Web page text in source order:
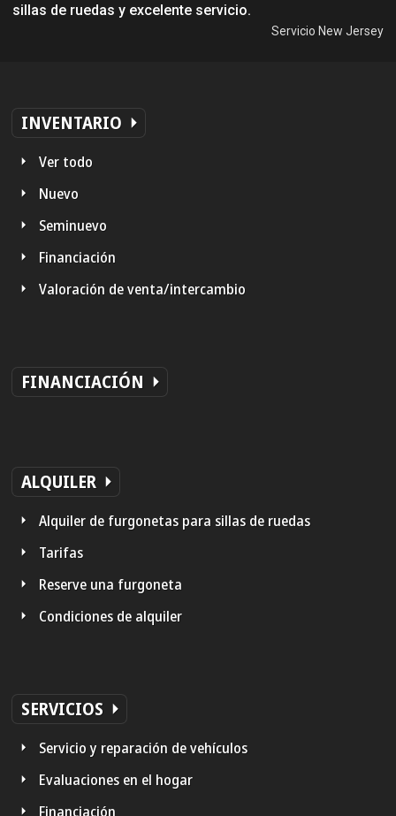
sillas de ruedas y excelente servicio.
Servicio New Jersey
INVENTARIO
Ver todo
Nuevo
Seminuevo
Financiación
Valoración de venta/intercambio
FINANCIACIÓN
ALQUILER
Alquiler de furgonetas para sillas de ruedas
Tarifas
Reserve una furgoneta
Condiciones de alquiler
SERVICIOS
Servicio y reparación de vehículos
Evaluaciones en el hogar
Financiación